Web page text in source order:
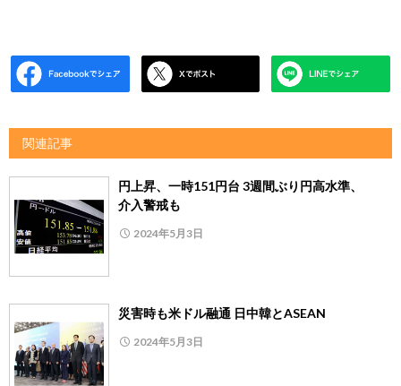
関連記事
円上昇、一時151円台 3週間ぶり円高水準、
介入警戒も
2024年5月3日
災害時も米ドル融通 日中韓とASEAN
2024年5月3日